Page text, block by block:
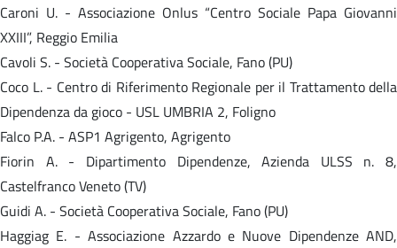
Caroni U. - Associazione Onlus “Centro Sociale Papa Giovanni
XXIII”, Reggio Emilia
Cavoli S. - Società Cooperativa Sociale, Fano (PU)
Coco L. - Centro di Riferimento Regionale per il Trattamento della
Dipendenza da gioco - USL UMBRIA 2, Foligno
Falco P.A. - ASP1 Agrigento, Agrigento
Fiorin A. - Dipartimento Dipendenze, Azienda ULSS n. 8,
Castelfranco Veneto (TV)
Guidi A. - Società Cooperativa Sociale, Fano (PU)
Haggiag E. - Associazione Azzardo e Nuove Dipendenze AND,